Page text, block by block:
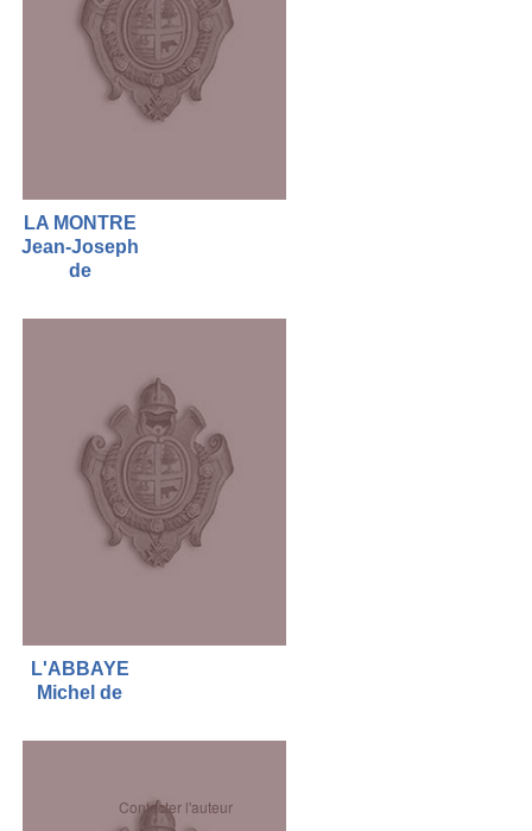
LA MONTRE
Jean-Joseph
de
L'ABBAYE
Michel de
Contacter l'auteur